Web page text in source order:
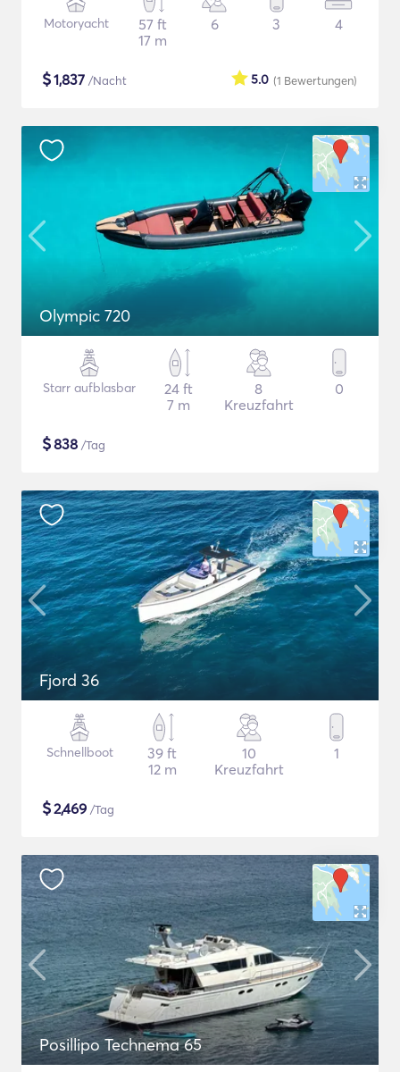
Motoryacht
57 ft
17 m
6 3 4
$1,837 /Nacht (1 Bewertungen)
5.0
Olympic 720
Starr aufblasbar
24 ft
7 m
8
Kreuzfahrt
0
$838 /Tag
Fjord 36
Schnellboot
39 ft
12 m
10
Kreuzfahrt
1
$2,469 /Tag
Posillipo Technema 65